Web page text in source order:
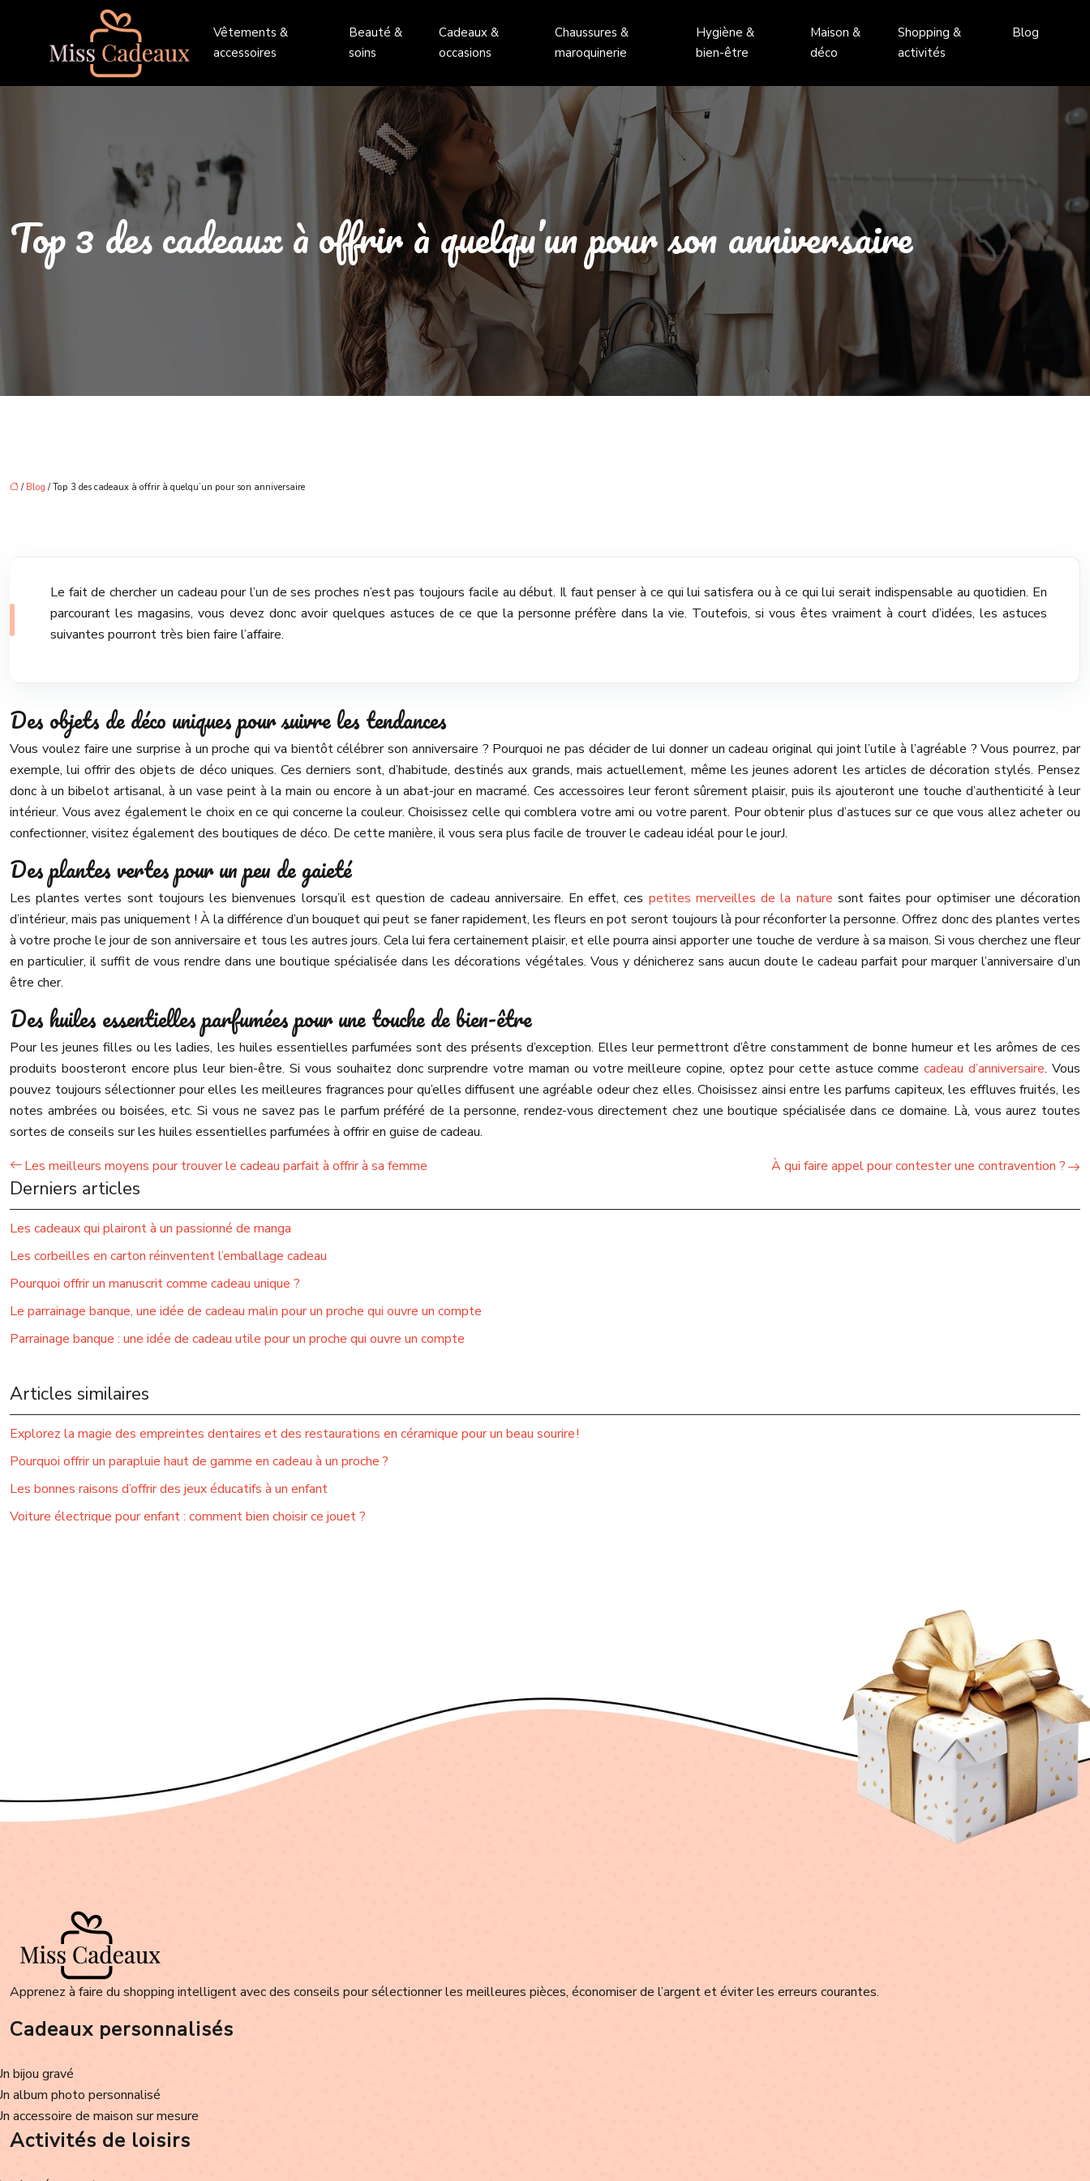
Vêtements &
accessoires
Beauté &
soins
Cadeaux &
occasions
Chaussures &
maroquinerie
Hygiène &
bien-être
Maison &
déco
Shopping &
activités
Blog
Top 3 des cadeaux à offrir à quelqu’un pour son anniversaire
/ Blog / Top 3 des cadeaux à offrir à quelqu’un pour son anniversaire
Le fait de chercher un cadeau pour l’un de ses proches n’est pas toujours facile au début. Il faut penser à ce qui lui satisfera ou à ce qui lui serait indispensable au quotidien. En
parcourant les magasins, vous devez donc avoir quelques astuces de ce que la personne préfère dans la vie. Toutefois, si vous êtes vraiment à court d’idées, les astuces
suivantes pourront très bien faire l’affaire.
Des objets de déco uniques pour suivre les tendances
Vous voulez faire une surprise à un proche qui va bientôt célébrer son anniversaire ? Pourquoi ne pas décider de lui donner un cadeau original qui joint l’utile à l’agréable ? Vous pourrez, par
exemple, lui offrir des objets de déco uniques. Ces derniers sont, d’habitude, destinés aux grands, mais actuellement, même les jeunes adorent les articles de décoration stylés. Pensez
donc à un bibelot artisanal, à un vase peint à la main ou encore à un abat-jour en macramé. Ces accessoires leur feront sûrement plaisir, puis ils ajouteront une touche d’authenticité à leur
intérieur. Vous avez également le choix en ce qui concerne la couleur. Choisissez celle qui comblera votre ami ou votre parent. Pour obtenir plus d’astuces sur ce que vous allez acheter ou
confectionner, visitez également des boutiques de déco. De cette manière, il vous sera plus facile de trouver le cadeau idéal pour le jourJ.
Des plantes vertes pour un peu de gaieté
Les plantes vertes sont toujours les bienvenues lorsqu’il est question de cadeau anniversaire. En effet, ces petites merveilles de la nature sont faites pour optimiser une décoration
d’intérieur, mais pas uniquement ! À la différence d’un bouquet qui peut se faner rapidement, les fleurs en pot seront toujours là pour réconforter la personne. Offrez donc des plantes vertes
à votre proche le jour de son anniversaire et tous les autres jours. Cela lui fera certainement plaisir, et elle pourra ainsi apporter une touche de verdure à sa maison. Si vous cherchez une fleur
en particulier, il suffit de vous rendre dans une boutique spécialisée dans les décorations végétales. Vous y dénicherez sans aucun doute le cadeau parfait pour marquer l’anniversaire d’un
être cher.
Des huiles essentielles parfumées pour une touche de bien-être
Pour les jeunes filles ou les ladies, les huiles essentielles parfumées sont des présents d’exception. Elles leur permettront d’être constamment de bonne humeur et les arômes de ces
produits boosteront encore plus leur bien-être. Si vous souhaitez donc surprendre votre maman ou votre meilleure copine, optez pour cette astuce commecadeau d’anniversaire. Vous
pouvez toujours sélectionner pour elles les meilleures fragrances pour qu’elles diffusent une agréable odeur chez elles. Choisissez ainsi entre les parfums capiteux, les effluves fruités, les
notes ambrées ou boisées, etc. Si vous ne savez pas le parfum préféré de la personne, rendez-vous directement chez une boutique spécialisée dans ce domaine. Là, vous aurez toutes
sortes de conseils sur les huiles essentielles parfumées à offrir en guise de cadeau.
Les meilleurs moyens pour trouver le cadeau parfait à offrir à sa femme
À qui faire appel pour contester une contravention ?
Derniers articles
Les cadeaux qui plairont à un passionné de manga
Les corbeilles en carton réinventent l’emballage cadeau
Pourquoi offrir un manuscrit comme cadeau unique ?
Le parrainage banque, une idée de cadeau malin pour un proche qui ouvre un compte
Parrainage banque : une idée de cadeau utile pour un proche qui ouvre un compte
Articles similaires
Explorez la magie des empreintes dentaires et des restaurations en céramique pour un beau sourire !
Pourquoi offrir un parapluie haut de gamme en cadeau à un proche ?
Les bonnes raisons d’offrir des jeux éducatifs à un enfant
Voiture électrique pour enfant : comment bien choisir ce jouet ?
Apprenez à faire du shopping intelligent avec des conseils pour sélectionner les meilleures pièces, économiser de l’argent et éviter les erreurs courantes.
Cadeaux personnalisés
bijou gravé
album photo personnalisé
accessoire de maison sur mesure
Activités de loisirs